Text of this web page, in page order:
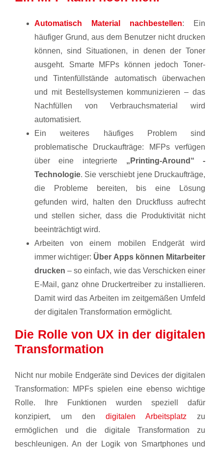
Automatisch Material nachbestellen: Ein
häufiger Grund, aus dem Benutzer nicht drucken
können, sind Situationen, in denen der Toner
ausgeht. Smarte MFPs können jedoch Toner-
und Tintenfüllstände automatisch überwachen
und mit Bestellsystemen kommunizieren – das
Nachfüllen von Verbrauchsmaterial wird
automatisiert.
Ein weiteres häufiges Problem sind
problematische Druckaufträge: MFPs verfügen
über eine integrierte „Printing-Around“ -
Technologie. Sie verschiebt jene Druckaufträge,
die Probleme bereiten, bis eine Lösung
gefunden wird, halten den Druckfluss aufrecht
und stellen sicher, dass die Produktivität nicht
beeinträchtigt wird.
Arbeiten von einem mobilen Endgerät wird
immer wichtiger: Über Apps können Mitarbeiter
drucken – so einfach, wie das Verschicken einer
E-Mail, ganz ohne Druckertreiber zu installieren.
Damit wird das Arbeiten im zeitgemäßen Umfeld
der digitalen Transformation ermöglicht.
Die Rolle von UX in der digitalen
Transformation
Nicht nur mobile Endgeräte sind Devices der digitalen
Transformation: MPFs spielen eine ebenso wichtige
Rolle. Ihre Funktionen wurden speziell dafür
konzipiert, um dendigitalen Arbeitsplatz zu
ermöglichen und die digitale Transformation zu
beschleunigen. An der Logik von Smartphones und